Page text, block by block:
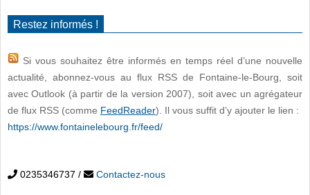
Restez informés !
Si vous souhaitez être informés en temps réel d’une nouvelle
actualité, abonnez-vous au flux RSS de Fontaine-le-Bourg, soit
avec Outlook (à partir de la version 2007), soit avec un agrégateur
de flux RSS (comme FeedReader). Il vous suffit d’y ajouter le lien :
https://www.fontainelebourg.fr/feed/
0235346737 / Contactez-nous